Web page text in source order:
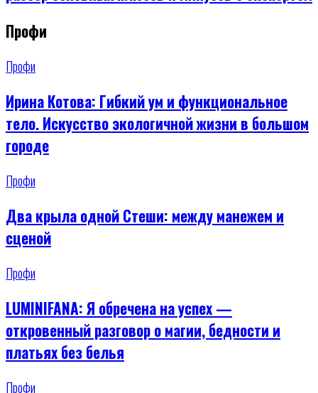
Профи
Профи
Ирина Котова: Гибкий ум и функциональное
тело. Искусство экологичной жизни в большом
городе
Профи
Два крыла одной Стеши: между манежем и
сценой
Профи
LUMINIFANA: Я обречена на успех —
откровенный разговор о магии, бедности и
платьях без белья
Профи